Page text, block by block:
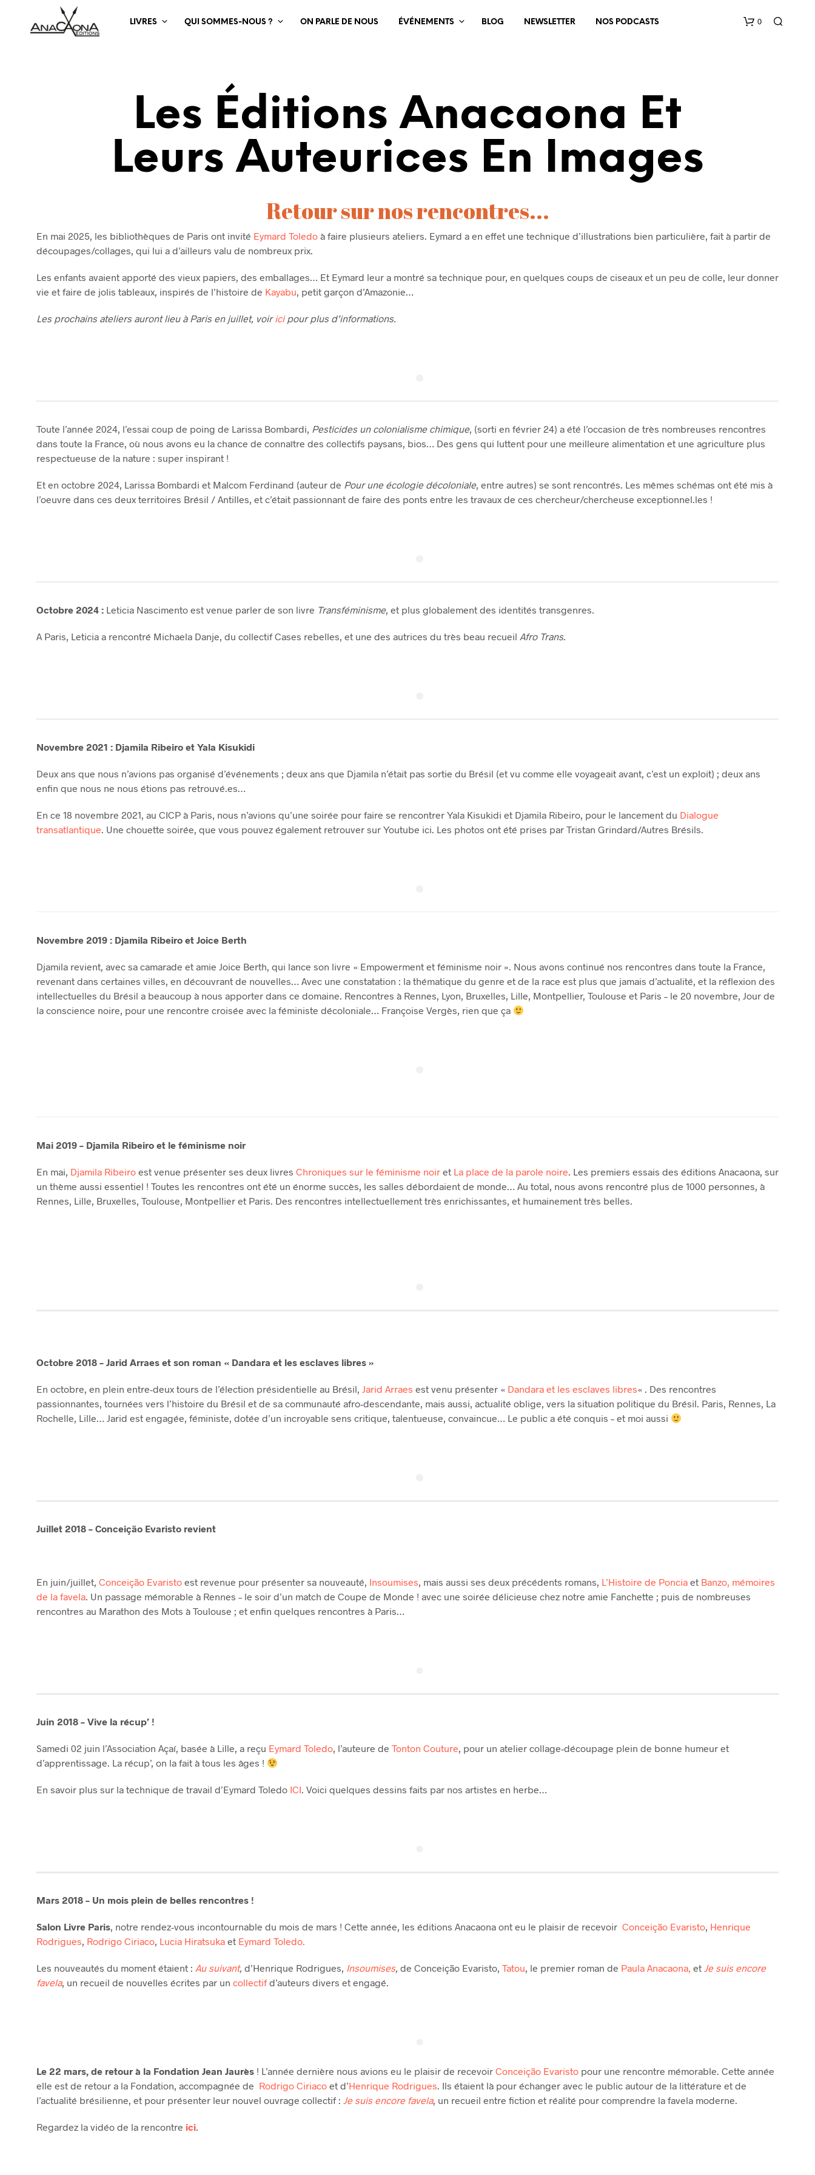
LIVRES QUI SOMMES-NOUS ? ON PARLE DE NOUS ÉVÉNEMENTS BLOG NEWSLETTER NOS PODCASTS 0
R
Les Éditions Anacaona Et
Leurs Auteurices En Images
Retour sur nos rencontres...
En mai 2025, les bibliothèques de Paris ont invité Eymard Toledo à faire plusieurs ateliers. Eymard a en effet une technique d’illustrations bien particulière, fait à partir de
découpages/collages, qui lui a d’ailleurs valu de nombreux prix.
Les enfants avaient apporté des vieux papiers, des emballages… Et Eymard leur a montré sa technique pour, en quelques coups de ciseaux et un peu de colle, leur donner
vie et faire de jolis tableaux, inspirés de l’histoire de Kayabu, petit garçon d’Amazonie…
Les prochains ateliers auront lieu à Paris en juillet, voiricipour plus d’informations.
Toute l’année 2024, l’essai coup de poing de Larissa Bombardi, Pesticides un colonialisme chimique, (sorti en février 24) a été l’occasion de très nombreuses rencontres
dans toute la France, où nous avons eu la chance de connaître des collectifs paysans, bios… Des gens qui luttent pour une meilleure alimentation et une agriculture plus
respectueuse de la nature : super inspirant !
Et en octobre 2024, Larissa Bombardi et Malcom Ferdinand (auteur de Pour une écologie décoloniale, entre autres) se sont rencontrés. Les mêmes schémas ont été mis à
l’oeuvre dans ces deux territoires Brésil / Antilles, et c’était passionnant de faire des ponts entre les travaux de ces chercheur/chercheuse exceptionnel.les !
Octobre 2024 : Leticia Nascimento est venue parler de son livre Transféminisme, et plus globalement des identités transgenres.
A Paris, Leticia a rencontré Michaela Danje, du collectif Cases rebelles, et une des autrices du très beau recueil Afro Trans.
Novembre 2021 : Djamila Ribeiro et Yala Kisukidi
Deux ans que nous n’avions pas organisé d’événements ; deux ans que Djamila n’était pas sortie du Brésil (et vu comme elle voyageait avant, c’est un exploit) ; deux ans
enfin que nous ne nous étions pas retrouvé.es…
En ce 18 novembre 2021, au CICP à Paris, nous n’avions qu’une soirée pour faire se rencontrer Yala Kisukidi et Djamila Ribeiro, pour le lancement du Dialogue
transatlantique. Une chouette soirée, que vous pouvez également retrouver sur Youtube ici. Les photos ont été prises par Tristan Grindard/Autres Brésils.
Novembre 2019 : Djamila Ribeiro et Joice Berth
Djamila revient, avec sa camarade et amie Joice Berth, qui lance son livre « Empowerment et féminisme noir ». Nous avons continué nos rencontres dans toute la France,
revenant dans certaines villes, en découvrant de nouvelles… Avec une constatation : la thématique du genre et de la race est plus que jamais d’actualité, et la réflexion des
intellectuelles du Brésil a beaucoup à nous apporter dans ce domaine. Rencontres à Rennes, Lyon, Bruxelles, Lille, Montpellier, Toulouse et Paris – le 20 novembre, Jour de
la conscience noire, pour une rencontre croisée avec la féministe décoloniale… Françoise Vergès, rien que ça
Mai 2019 – Djamila Ribeiro et le féminisme noir
En mai, Djamila Ribeiro est venue présenter ses deux livres Chroniques sur le féminisme noir et La place de la parole noire. Les premiers essais des éditions Anacaona, sur
un thème aussi essentiel ! Toutes les rencontres ont été un énorme succès, les salles débordaient de monde… Au total, nous avons rencontré plus de 1000 personnes, à
Rennes, Lille, Bruxelles, Toulouse, Montpellier et Paris. Des rencontres intellectuellement très enrichissantes, et humainement très belles.
Octobre 2018 – Jarid Arraes et son roman « Dandara et les esclaves libres »
En octobre, en plein entre-deux tours de l’élection présidentielle au Brésil, Jarid Arraes est venu présenter « Dandara et les esclaves libres« . Des rencontres
passionnantes, tournées vers l’histoire du Brésil et de sa communauté afro-descendante, mais aussi, actualité oblige, vers la situation politique du Brésil. Paris, Rennes, La
Rochelle, Lille… Jarid est engagée, féministe, dotée d’un incroyable sens critique, talentueuse, convaincue… Le public a été conquis – et moi aussi
Juillet 2018 – Conceição Evaristo revient
En juin/juillet, Conceição Evaristo est revenue pour présenter sa nouveauté, Insoumises, mais aussi ses deux précédents romans, L’Histoire de Poncia et Banzo, mémoires
de la favela. Un passage mémorable à Rennes – le soir d’un match de Coupe de Monde ! avec une soirée délicieuse chez notre amie Fanchette ; puis de nombreuses
rencontres au Marathon des Mots à Toulouse ; et enfin quelques rencontres à Paris…
Juin 2018 – Vive la récup’ !
Samedi 02 juin l’Association Açaí, basée à Lille, a reçu Eymard Toledo, l’auteure de Tonton Couture, pour un atelier collage-découpage plein de bonne humeur et
d’apprentissage. La récup’, on la fait à tous les âges !
En savoir plus sur la technique de travail d’Eymard Toledo ICI. Voici quelques dessins faits par nos artistes en herbe…
Mars 2018 – Un mois plein de belles rencontres !
Salon Livre Paris, notre rendez-vous incontournable du mois de mars ! Cette année, les éditions Anacaona ont eu le plaisir de recevoir Conceição Evaristo, Henrique
Rodrigues, Rodrigo Ciriaco, Lucia Hiratsuka et Eymard Toledo.
Les nouveautés du moment étaient : Au suivant, d’Henrique Rodrigues, Insoumises, de Conceição Evaristo, Tatou, le premier roman de Paula Anacaona, et Je suis encore
favela, un recueil de nouvelles écrites par un collectifd’auteurs divers et engagé.
Le 22 mars, de retour à la Fondation Jean Jaurès ! L’année dernière nous avions eu le plaisir de recevoir Conceição Evaristo pour une rencontre mémorable. Cette année
elle est de retour a la Fondation, accompagnée de Rodrigo Ciriaco et d’Henrique Rodrigues. Ils étaient là pour échanger avec le public autour de la littérature et de
l’actualité brésilienne, et pour présenter leur nouvel ouvrage collectif : Je suis encore favela, un recueil entre fiction et réalité pour comprendre la favela moderne.
Regardez la vidéo de la rencontre ici.